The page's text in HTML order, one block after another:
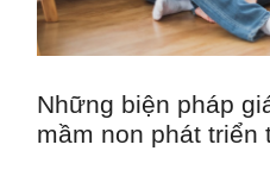
Những biện pháp
mầm non phát triển